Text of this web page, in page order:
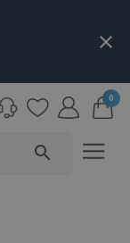
close
search
0